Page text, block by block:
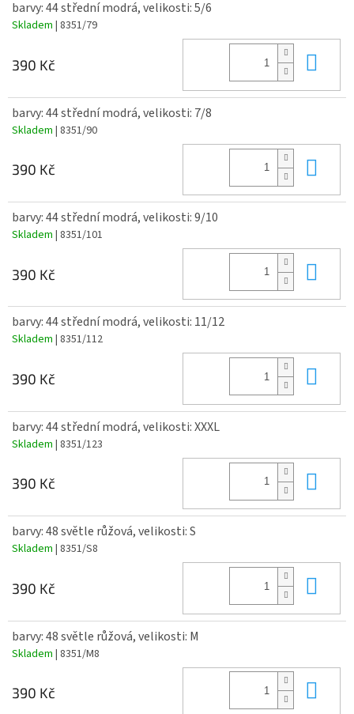
barvy: 44 střední modrá, velikosti: 5/6
Skladem | 8351/79
390 Kč
barvy: 44 střední modrá, velikosti: 7/8
Skladem | 8351/90
390 Kč
barvy: 44 střední modrá, velikosti: 9/10
Skladem | 8351/101
390 Kč
barvy: 44 střední modrá, velikosti: 11/12
Skladem | 8351/112
390 Kč
barvy: 44 střední modrá, velikosti: XXXL
Skladem | 8351/123
390 Kč
barvy: 48 světle růžová, velikosti: S
Skladem | 8351/S8
390 Kč
barvy: 48 světle růžová, velikosti: M
Skladem | 8351/M8
390 Kč